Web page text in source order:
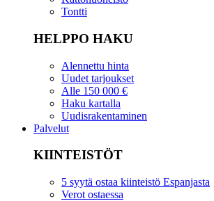
Tontti
HELPPO HAKU
Alennettu hinta
Uudet tarjoukset
Alle 150 000 €
Haku kartalla
Uudisrakentaminen
Palvelut
KIINTEISTÖT
5 syytä ostaa kiinteistö Espanjasta
Verot ostaessa